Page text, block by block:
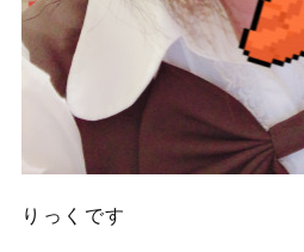
りっくです